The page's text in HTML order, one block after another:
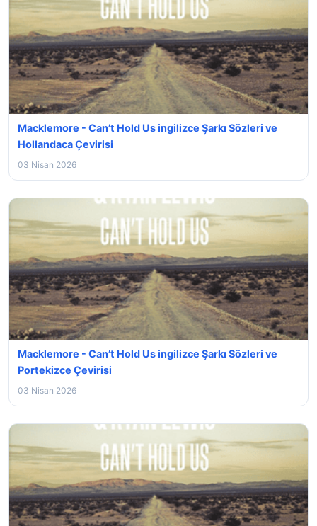
Macklemore - Can’t Hold Us ingilizce Şarkı Sözleri ve
Hollandaca Çevirisi
03 Nisan 2026
Macklemore - Can’t Hold Us ingilizce Şarkı Sözleri ve
Portekizce Çevirisi
03 Nisan 2026